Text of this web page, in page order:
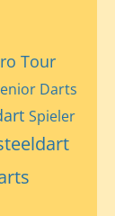
Tour
Darts
Spieler